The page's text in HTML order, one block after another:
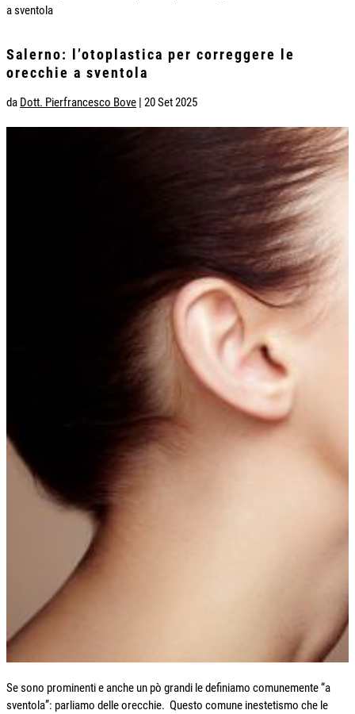
a sventola
Salerno: l’otoplastica per correggere le
orecchie a sventola
da Dott. Pierfrancesco Bove | 20 Set 2025
Se sono prominenti e anche un pò grandi le definiamo comunemente “a
sventola”: parliamo delle orecchie. Questo comune inestetismo che le